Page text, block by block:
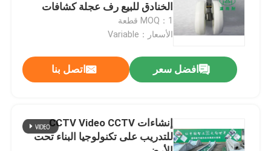
اطلب اقتباس
الأشعة فوق البنفسجية علاجه CIPP
الخنادق للبيع رف عجلة كشافات
MOQ：1 قطعة
الأسعار：Variable
افضل سعر اتصل بنا
إنشاءات CCTV Video CCTV
للتدريب على تكنولوجيا البناء تحت